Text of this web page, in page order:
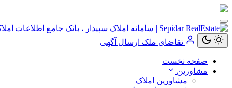
تقاضای ملک ارسال آگهی
صفحه نخست
مشاورین
مشاورین املاک
کاربر
مهمان
ورود
به
حساب